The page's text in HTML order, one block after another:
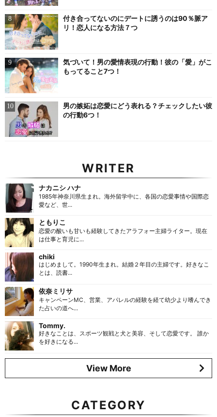
付き合ってないのにデートに誘うのは90％脈ア
リ！恋人になる方法７つ
気づいて！男の愛情表現の行動！彼の「愛」がこ
もってること7つ！
男の嫉妬は恋愛にどう表れる？チェックしたい彼
の行動6つ！
WRITER
ナカニシ ハナ
1985年神奈川県生まれ。海外留学中に、各国の恋愛事情や国際恋
愛など、世...
ともりこ
恋愛の酸いも甘いも経験してきたアラフォー主婦ライター。現在
は仕事と育児に...
chiki
はじめまして。1990年生まれ。結婚２年目の主婦です。好きなこ
とは、読書...
依奈ミリサ
キャンペーンMC、営業、アパレルの経験を経て幼少より嗜んでき
た占いの道へ...
Tommy.
好きなことは、スポーツ観戦と犬と美容、そして恋愛です。 誰か
を好きになる...
View More
CATEGORY